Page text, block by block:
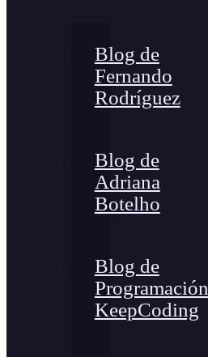
Blog de
Fernando
Rodríguez
Blog de
Adriana
Botelho
Blog de
Programación
KeepCoding